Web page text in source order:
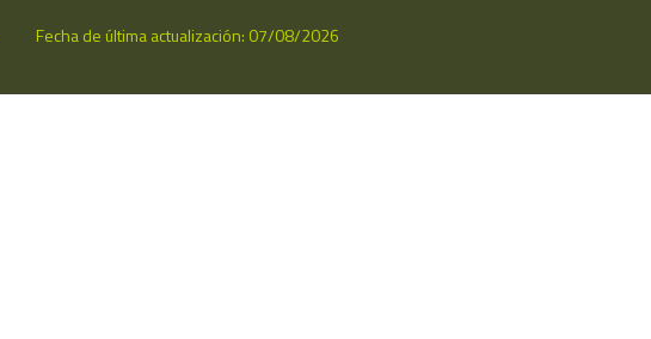
Fecha de última actualización: 07/08/2026